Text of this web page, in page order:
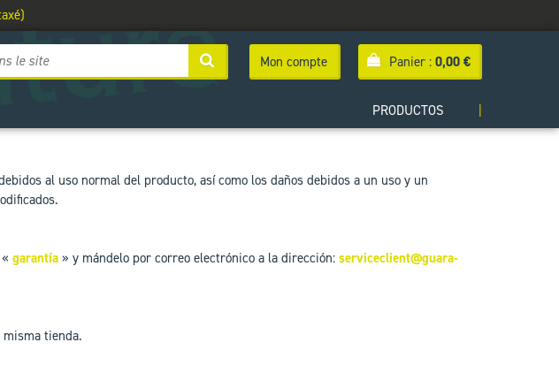
Panier : 0,00 €
Mon compte
PRODUCTOS
al uso normal del producto, así como los daños debidos a un uso y un
garantía » y mándelo por correo electrónico a la dirección: serviceclient@guara-
tienda.